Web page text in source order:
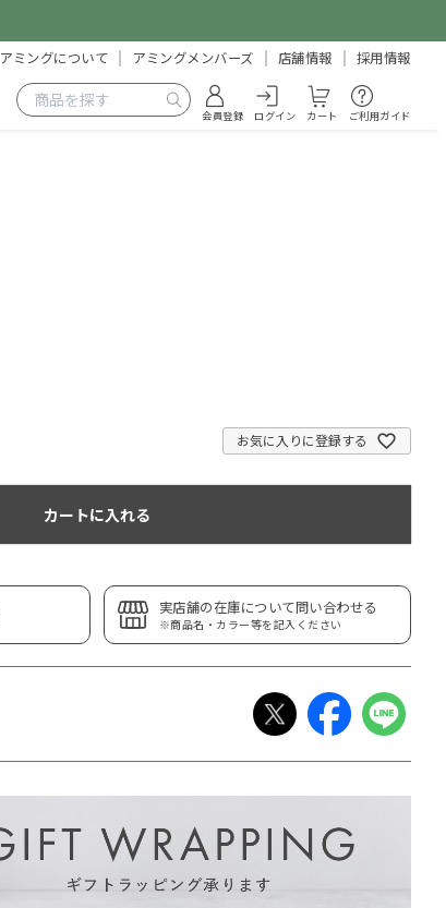
アミングについて アミングメンバーズ 店舗情報 採用情報
会員登録 ログイン カート ご利用ガイド
お気に入りに登録する
カートに入れる
実店舗の在庫について問い合わせる
※商品名・カラー等を記入ください